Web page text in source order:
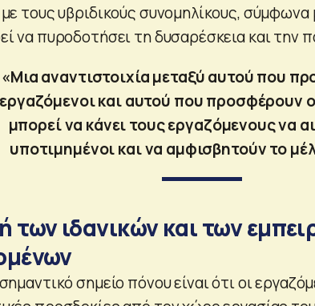
τους υβριδικούς συνομηλίκους, σύμφωνα
να πυροδοτήσει τη δυσαρέσκεια και την
«Μια αναντιστοιχία μεταξύ αυτού που
εργαζόμενοι και αυτού που προσφέρουν
μπορεί να κάνει τους εργαζόμενους να
υποτιμημένοι και να αμφισβητούν το
των ιδανικών και των
σημείο πόνου είναι ότι οι